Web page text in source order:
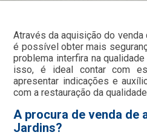
Através da aquisição do
é possível obter mais
problema interfira na
isso, é ideal contar com
apresentar indicações e
com a restauração da
A procura de venda de
Jardins?